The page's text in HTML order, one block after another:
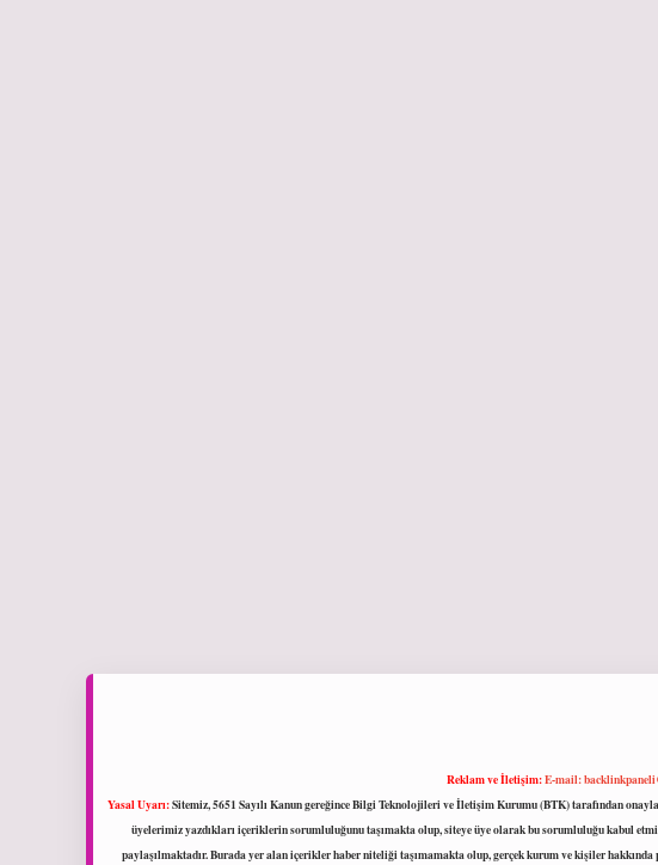
Reklam ve İletişim:E-mail:
Yasal Uyarı:Sitemiz, 5651 Sayılı Kanun gereğince Bilgi Teknolojileri ve İletişim Kurumu (BTK) tarafından
üyelerimiz yazdıkları içeriklerin sorumluluğunu taşımakta olup, siteye üye olarak bu sorumluluğu kabul
paylaşılmaktadır. Burada yer alan içerikler haber niteliği taşımamakta olup, gerçek kurum ve kişiler